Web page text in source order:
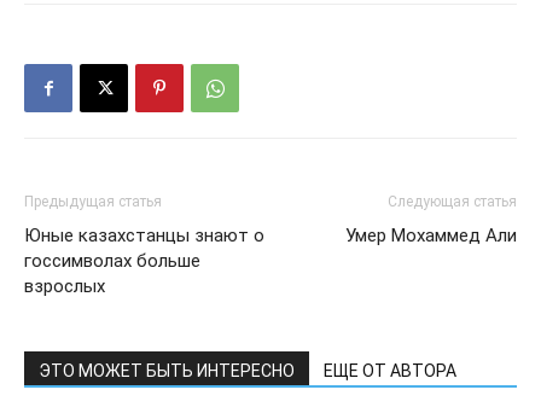
Предыдущая статья
Юные казахстанцы знают о
госсимволах больше
взрослых
Следующая статья
Умер Мохаммед Али
ЭТО МОЖЕТ БЫТЬ ИНТЕРЕСНО ЕЩЕ ОТ АВТОРА